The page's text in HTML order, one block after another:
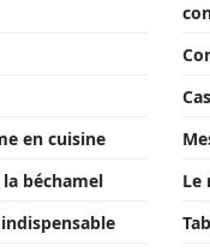
en cuisine
béchamel
Le